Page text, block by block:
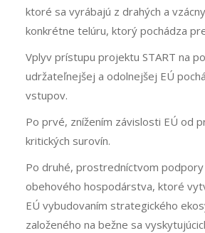
ktoré sa vyrábajú z drahých a
konkrétne telúru, ktorý pochádza
Vplyv prístupu projektu START na
udržateľnejšej a odolnejšej EÚ
vstupov.
Po prvé, znížením závislosti EÚ od
kritických surovín.
Po druhé, prostredníctvom
obehového hospodárstva, ktoré
EÚ vybudovaním strategického
založeného na bežne sa